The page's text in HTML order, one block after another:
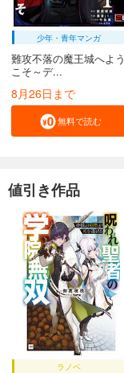
少年・青年マンガ
難攻不落の魔王城へよう
こそ～デ...
8月26日まで
無料で読む
値引き作品
ラノベ